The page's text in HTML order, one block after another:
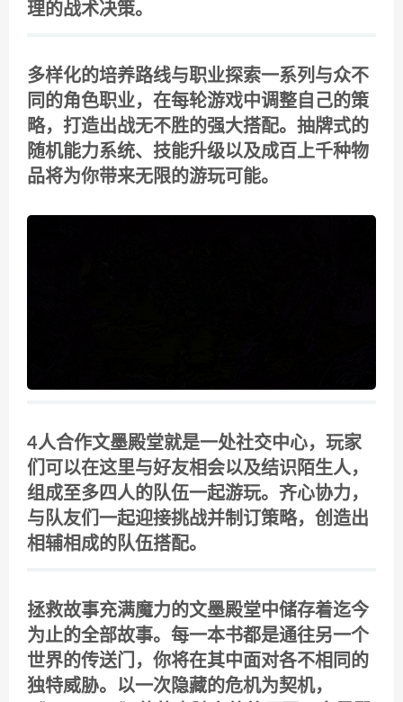
理的战术决策。
多样化的培养路线与职业探索一系列与众不
同的角色职业，在每轮游戏中调整自己的策
略，打造出战无不胜的强大搭配。抽牌式的
随机能力系统、技能升级以及成百上千种物
品将为你带来无限的游玩可能。
4人合作文墨殿堂就是一处社交中心，玩家
们可以在这里与好友相会以及结识陌生人，
组成至多四人的队伍一起游玩。齐心协力，
与队友们一起迎接挑战并制订策略，创造出
相辅相成的队伍搭配。
拯救故事充满魔力的文墨殿堂中储存着迄今
为止的全部故事。每一本书都是通往另一个
世界的传送门，你将在其中面对各不相同的
独特威胁。以一次隐藏的危机为契机，